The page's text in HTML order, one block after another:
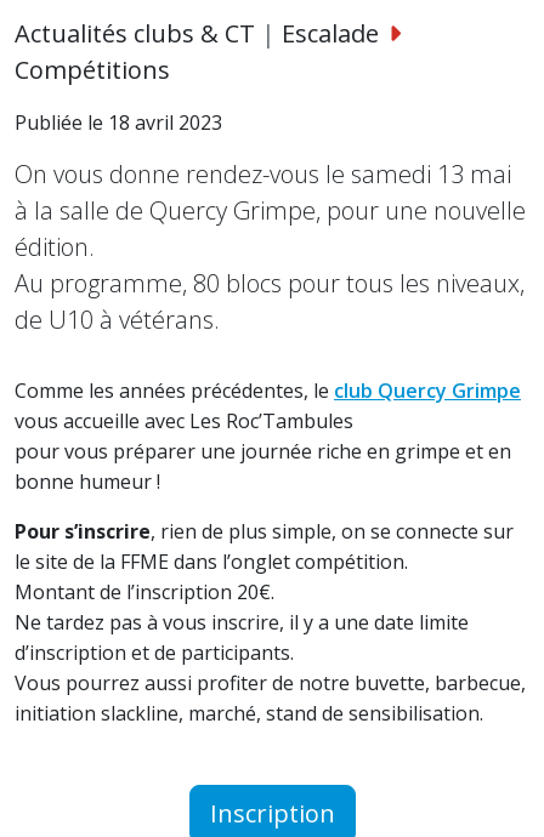
Actualités clubs & CT | Escalade
Compétitions
Publiée le 18 avril 2023
On vous donne rendez-vous le samedi 13 mai
à la salle de Quercy Grimpe, pour une nouvelle
édition.
Au programme, 80 blocs pour tous les niveaux,
de U10 à vétérans.
Comme les années précédentes, le club Quercy Grimpe
vous accueille avec Les Roc’Tambules
pour vous préparer une journée riche en grimpe et en
bonne humeur !
Pour s’inscrire, rien de plus simple, on se connecte sur
le site de la FFME dans l’onglet compétition.
Montant de l’inscription 20€.
Ne tardez pas à vous inscrire, il y a une date limite
d’inscription et de participants.
Vous pourrez aussi profiter de notre buvette, barbecue,
initiation slackline, marché, stand de sensibilisation.
Inscription